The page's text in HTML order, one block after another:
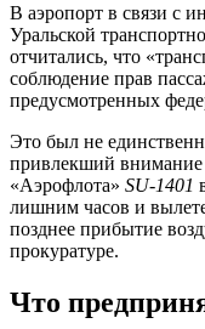
В аэропорт в связи с
Уральской
отчитались, что
соблюдение прав
предусмотренных
Это был не
привлекший внимание
«Аэрофлота» SU-1401
лишним часов и
позднее прибытие
прокуратуре.
Что